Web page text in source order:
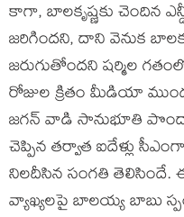
కాగా, బాలకృష్ణకు చెందిన
జరిగిందని, దాని వెనుక
జరుగుతోందని షర్మిల
రోజుల క్రితం మీడియా
జగన్ వాడి సానుభూతి
చెప్పిన తర్వాత ఐదేళ్లు
నిలదీసిన సంగతి తెలిసిందే.
వ్యాఖ్యలపై బాలయ్య బాబు